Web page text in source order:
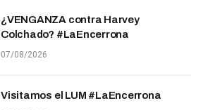
¿VENGANZA contra Harvey
Colchado? #LaEncerrona
07/08/2026
Visitamos el LUM #LaEncerrona